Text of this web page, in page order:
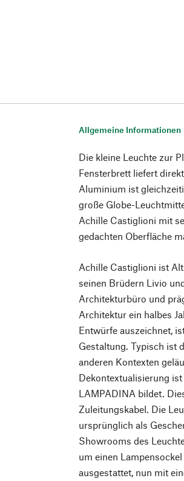
Allgemeine Informationen
Die kleine Leuchte zur
Fensterbrett liefert
Aluminium ist
große Globe-
Achille Castiglioni mit
gedachten Oberfläche
Achille Castiglioni ist
seinen Brüdern Livio
Architekturbüro und
Architektur ein halbes
Entwürfe auszeichnet,
Gestaltung. Typisch ist
anderen Kontexten
Dekontextualisierung
LAMPADINA bildet.
Zuleitungskabel. Die
ursprünglich als
Showrooms des
um einen
ausgestattet, nun mit